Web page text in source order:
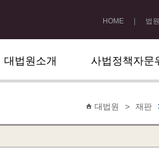
HOME 법
대법원소개 사법정책자문
대법원 > 재판